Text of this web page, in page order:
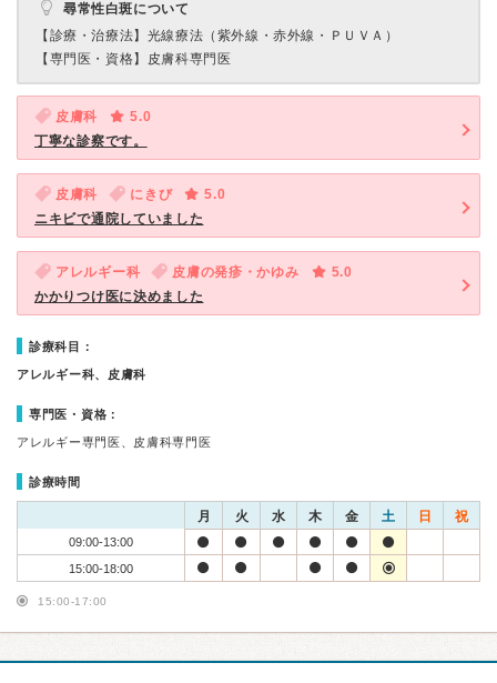
尋常性白斑について
【診療・治療法】 光線療法（紫外線・赤外線・ＰＵＶＡ）
【専門医・資格】 皮膚科専門医
皮膚科
5.0
丁寧な診察です。
皮膚科 にきび
5.0
ニキビで通院していました
アレルギー科 皮膚の発疹・かゆみ
5.0
かかりつけ医に決めました
診療科目：
アレルギー科、皮膚科
専門医・資格：
アレルギー専門医、皮膚科専門医
診療時間
月 火 水 木 金 土 日 祝
09:00-13:00
15:00-18:00
15:00-17:00